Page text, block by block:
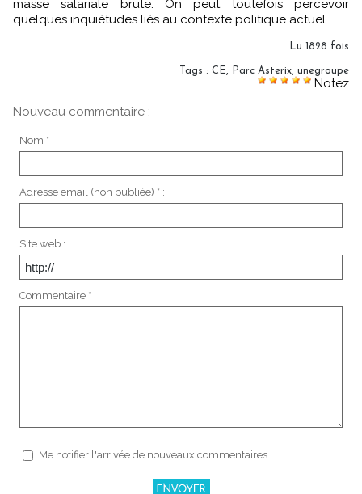
masse salariale brute. On peut toutefois percevoir
quelques inquiétudes liés au contexte politique actuel.
Lu 1828 fois
Tags : CE, Parc Asterix, unegroupe
Notez
Nouveau commentaire :
Nom * :
Adresse email (non publiée) * :
Site web :
Commentaire * :
Me notifier l'arrivée de nouveaux commentaires